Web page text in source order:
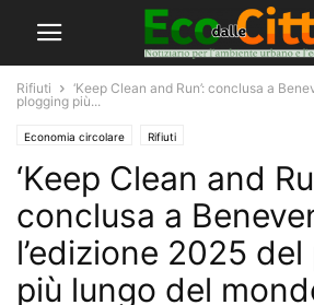
Rifiuti
‘Keep Clean and Run’: conclusa a
plogging più...
Economia circolare Rifiuti
‘Keep Clean and
conclusa a
l’edizione 2025
più lungo del